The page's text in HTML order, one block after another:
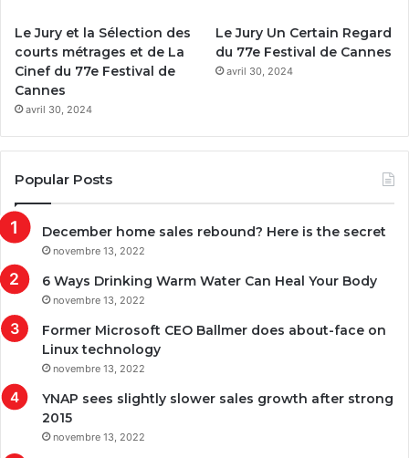
o
k
e
r
a
Le Jury et la Sélection des
courts métrages et de La
Cinef du 77e Festival de
Cannes
avril 30, 2024
Le Jury Un Certain Regard
du 77e Festival de Cannes
avril 30, 2024
Popular Posts
December home sales rebound? Here is the secret
novembre 13, 2022
6 Ways Drinking Warm Water Can Heal Your Body
novembre 13, 2022
Former Microsoft CEO Ballmer does about-face on
Linux technology
novembre 13, 2022
YNAP sees slightly slower sales growth after strong
2015
novembre 13, 2022